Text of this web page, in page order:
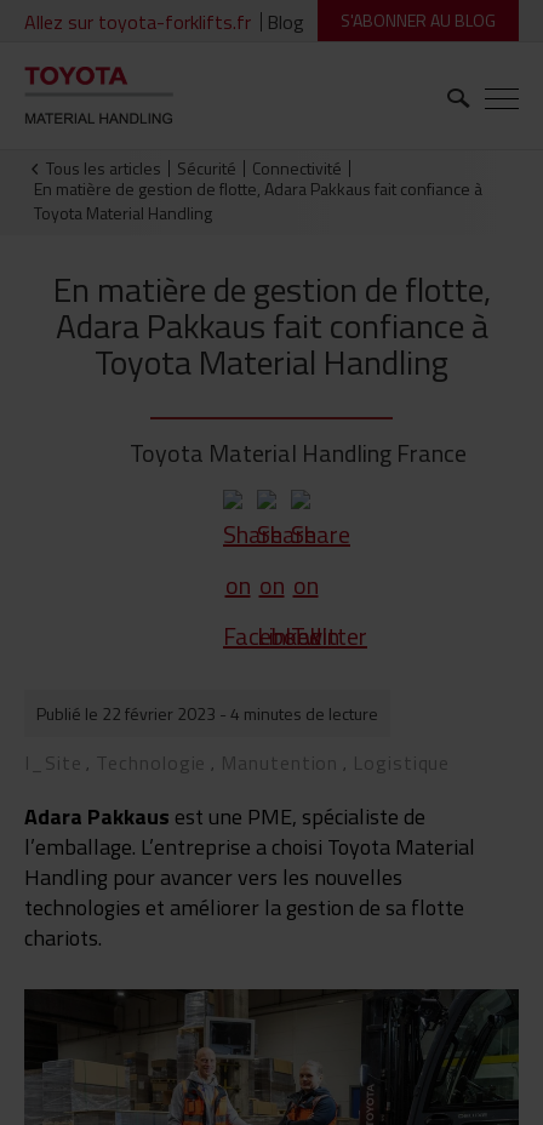
Allez sur toyota-forklifts.fr Blog S'ABONNER AU BLOG
Tous les articles Sécurité
Connectivité
En matière de gestion de flotte, Adara Pakkaus fait confiance à
Toyota Material Handling
En matière de gestion de flotte,
Adara Pakkaus fait confiance à
Toyota Material Handling
Toyota Material Handling France
Publié le 22 février 2023 - 4 minutes de lecture
I_Site , Technologie , Manutention , Logistique
Adara Pakkaus est une PME, spécialiste de
l’emballage. L’entreprise a choisi Toyota Material
Handling pour avancer vers les nouvelles
technologies et améliorer la gestion de sa flotte
chariots.